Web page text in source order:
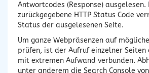
Antwortcodes (Response) ausgelesen.
zurückgegebene HTTP Status Code
Status der ausgelesenen Seite.
Um ganze Webpräsenzen auf
prüfen, ist der Aufruf einzelner Seiten
mit extremen Aufwand verbunden.
unter anderem die Search Console